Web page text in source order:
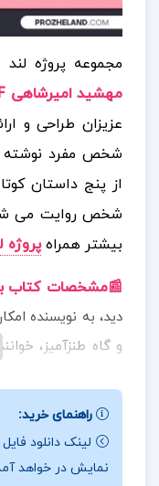
مجموعه پروژه لند
مهشید امیرشاهی PDF
عزیزان طراحی و
شخص مفرد نوشته
از پنج داستان
شخص روایت می
بیشتر همراهپروژه
📰مشخصات کتاب
دید، به نویسنده
و گاه طنزآمیز،
از ظرافت های
ها بیشتر حول
دغدغه های عاطفی
راهنمای خرید:
لینک دانلود
نمایش در خواهد